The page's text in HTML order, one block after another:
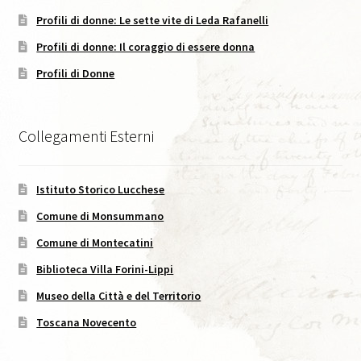
Caffè Storico, XVIII, 2025
Codice Etico di Pubblicazione
Area C. Lorenzini
Eventi
Eventi in Corso
Eventi passati
I Numeri della Rivista
Profili di donne: Le sette vite di Leda Rafanelli
Profili di donne: Il coraggio di essere donna
Profili di Donne
Collegamenti Esterni
Istituto Storico Lucchese
Comune di Monsummano
Comune di Montecatini
Biblioteca Villa Forini-Lippi
Museo della Città e del Territorio
Toscana Novecento